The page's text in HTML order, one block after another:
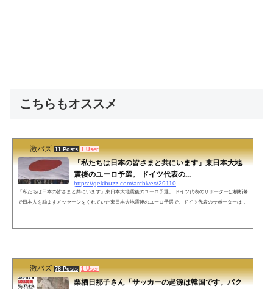
こちらもオススメ
激バズ 11 Posts 1 User
「私たちは日本の皆さまと共にいます」東日本大地
震後のユーロ予選。 ドイツ代表の...
https://gekibuzz.com/archives/29110
「私たちは日本の皆さまと共にいます」東日本大地震後のユーロ予選。 ドイツ代表のサポーターは横断幕
で日本人を励ますメッセージをくれていた東日本大地震後のユーロ予選で、ドイツ代表のサポーターは
激バズ 78 Posts 1 User
栗栖日那子さん「サッカーの起源は韓国です。パク